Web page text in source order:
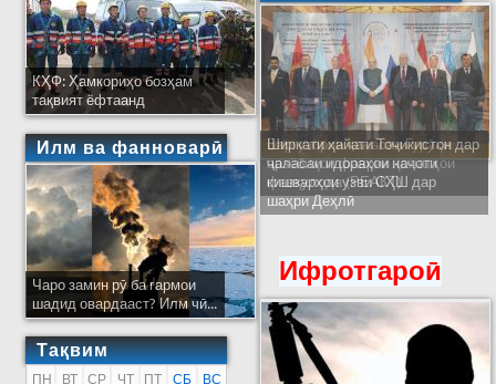
КҲФ: Ҳамкориҳо бозҳам
тақвият ёфтаанд
Илм ва фанноварӣ
Чаро замин рӯ ба гармои
шадид овардааст? Илм чӣ...
Тақвим
ПН ВТ СР ЧТ ПТ СБ
ВС
Ширкати ҳайати Тоҷикистон дар
ҷаласаи идораҳои наҷоти
кишварҳои узви СҲШ дар
шаҳри Деҳлӣ
Ифротгароӣ